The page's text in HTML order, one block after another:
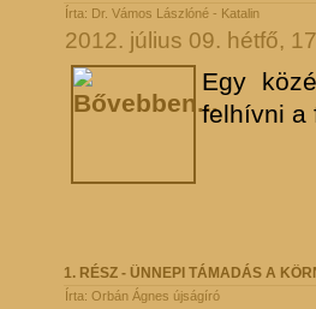
Írta: Dr. Vámos Lászlóné - Katalin
2012. július 09. hétfő,
Egy
felhívni a
1. RÉSZ - ÜNNEPI TÁMADÁS A
Írta: Orbán Ágnes újságíró